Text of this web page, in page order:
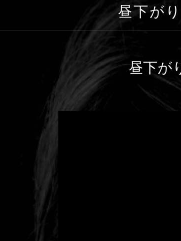
昼下が
昼下が